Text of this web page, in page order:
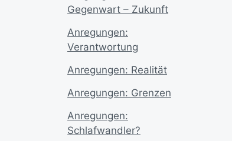
Gegenwart – Zukunft
Anregungen:
Verantwortung
Anregungen: Realität
Anregungen: Grenzen
Anregungen:
Schlafwandler?